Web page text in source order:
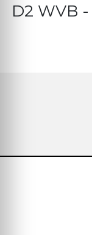
D2 WVB